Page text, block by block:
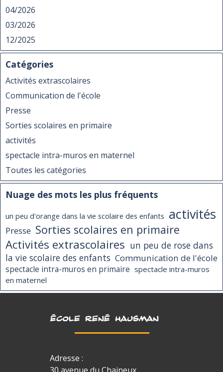
04/2026
03/2026
12/2025
Catégories
Activités extrascolaires
Communication de l'école
Presse
Sorties scolaires en primaire
activités
spectacle intra-muros en maternel
Toutes les catégories
Nuage des mots les plus fréquents
un peu d'orange dans la vie scolaire des enfants activités
Presse Sorties scolaires en primaire
Activités extrascolaires un peu de rose dans
la vie scolaire des enfants Communication de l'école
spectacle intra-muros en primaire spectacle intra-muros
en maternel
ÉCOLE RENÉ HAUSMAN
Adresse :